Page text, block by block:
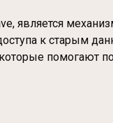
является
к старым
помогают